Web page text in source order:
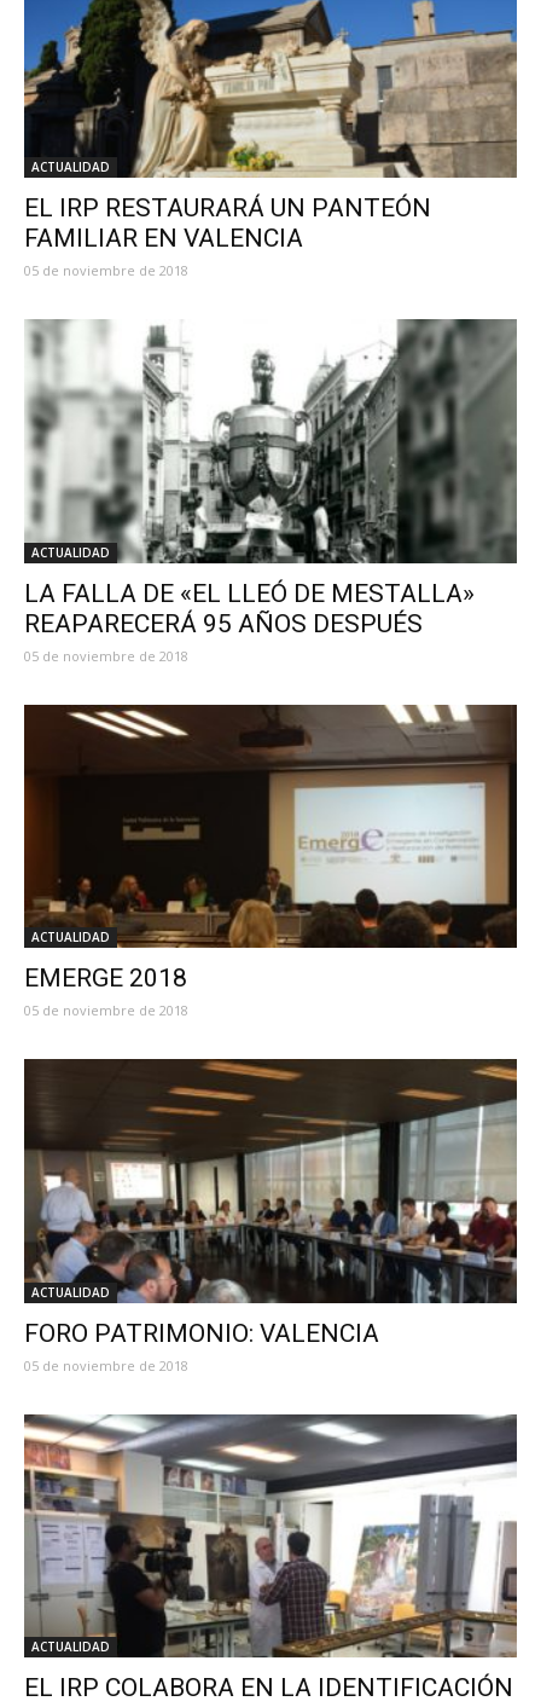
ACTUALIDAD
EL IRP RESTAURARÁ UN PANTEÓN
FAMILIAR EN VALENCIA
05 de noviembre de 2018
ACTUALIDAD
LA FALLA DE «EL LLEÓ DE MESTALLA»
REAPARECERÁ 95 AÑOS DESPUÉS
05 de noviembre de 2018
ACTUALIDAD
EMERGE 2018
05 de noviembre de 2018
ACTUALIDAD
FORO PATRIMONIO: VALENCIA
05 de noviembre de 2018
ACTUALIDAD
EL IRP COLABORA EN LA IDENTIFICACIÓN